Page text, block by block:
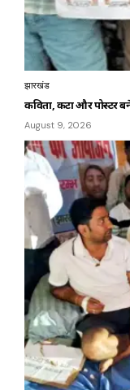
झारखंड
कविता, कटाक्ष और पोस्टर
August 9, 2026